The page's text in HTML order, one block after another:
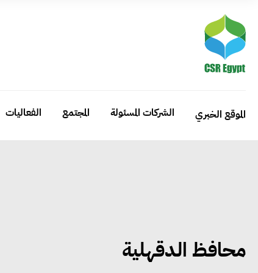
الموقع الخبري الشركات المسئولة المجتمع الفعاليات
محافظ الدقهلية